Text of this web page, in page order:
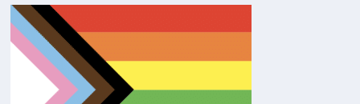
Team
Stellenangebote
Presse
Schulungsraumvermietung
Glossar